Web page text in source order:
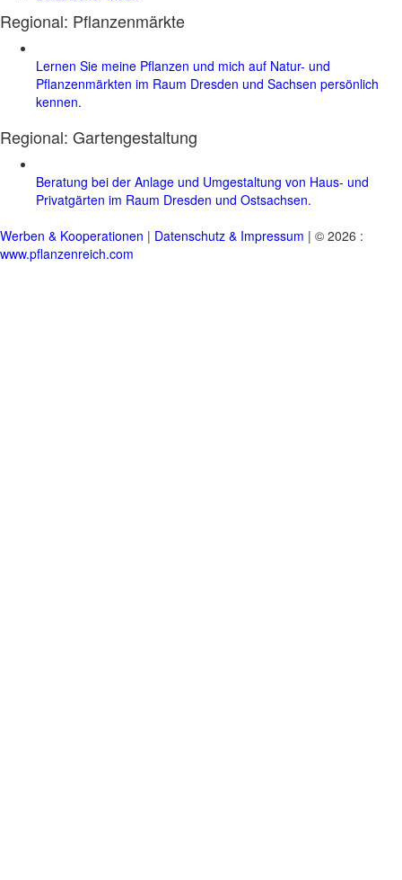
Regional: Pflanzenmärkte
Lernen Sie meine Pflanzen und mich auf Natur- und
Pflanzenmärkten im Raum Dresden und Sachsen persönlich
kennen.
Regional: Gartengestaltung
Beratung bei der Anlage und Umgestaltung von Haus- und
Privatgärten im Raum Dresden und Ostsachsen.
Werben & Kooperationen | Datenschutz & Impressum | © 2026 :
www.pflanzenreich.com